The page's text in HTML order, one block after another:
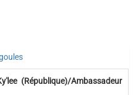
(République)/Ambassadeur